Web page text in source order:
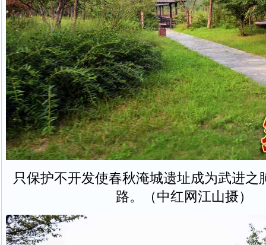
只保护不开发使春秋淹城遗址成为武进之
路。（中红网江山摄）